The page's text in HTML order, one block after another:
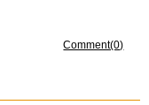
Comment(0)